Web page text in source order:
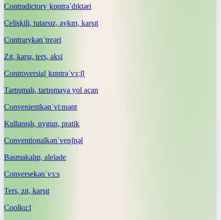
Contradictory ˌkɒntrəˈdɪktəri
Çelişkili, tutarsız, aykırı, karşıt
Contrarykənˈtreəri
Zıt, karşı, ters, aksi
Controversial ˌkɒntrəˈvɜːʃl̩
Tartışmalı, tartışmaya yol açan
Convenientkənˈviːnɪənt
Kullanışlı, uygun, pratik
Conventionalkənˈvenʃn̩əl
Basmakalıp, alelade
Conversekənˈvɜːs
Ters, zıt, karşıt
Coolkuːl